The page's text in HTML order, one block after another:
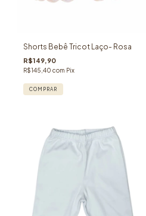
Shorts Bebê Tricot Laço- Rosa
R$149,90
R$145,40 com Pix
COMPRAR